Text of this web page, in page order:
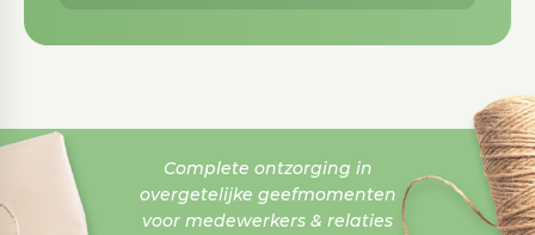
Complete ontzorging in
overgetelijke geefmomenten
voor medewerkers & relaties